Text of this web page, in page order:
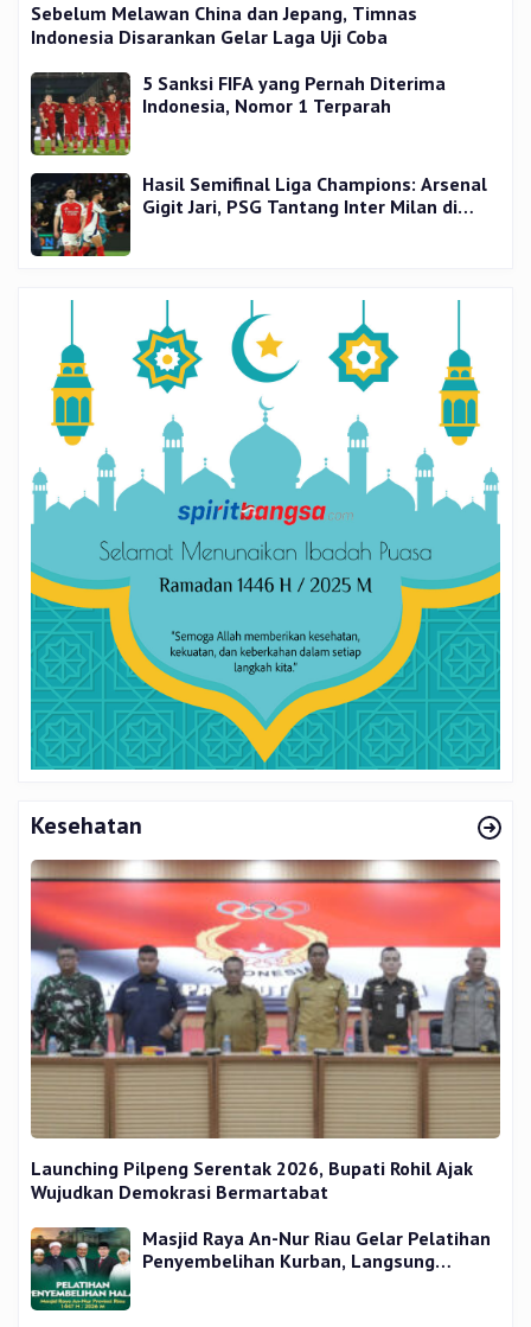
Sebelum Melawan China dan Jepang, Timnas
Indonesia Disarankan Gelar Laga Uji Coba
5 Sanksi FIFA yang Pernah Diterima
Indonesia, Nomor 1 Terparah
Hasil Semifinal Liga Champions: Arsenal
Gigit Jari, PSG Tantang Inter Milan di
Kesehatan
Launching Pilpeng Serentak 2026, Bupati Rohil Ajak
Wujudkan Demokrasi Bermartabat
Masjid Raya An-Nur Riau Gelar Pelatihan
Penyembelihan Kurban, Langsung